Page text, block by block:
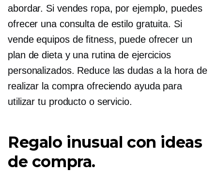
abordar. Si vendes ropa, por ejemplo, puedes
ofrecer una consulta de estilo gratuita. Si
vende equipos de fitness, puede ofrecer un
plan de dieta y una rutina de ejercicios
personalizados. Reduce las dudas a la hora de
realizar la compra ofreciendo ayuda para
utilizar tu producto o servicio.
Regalo inusual con ideas
de compra.